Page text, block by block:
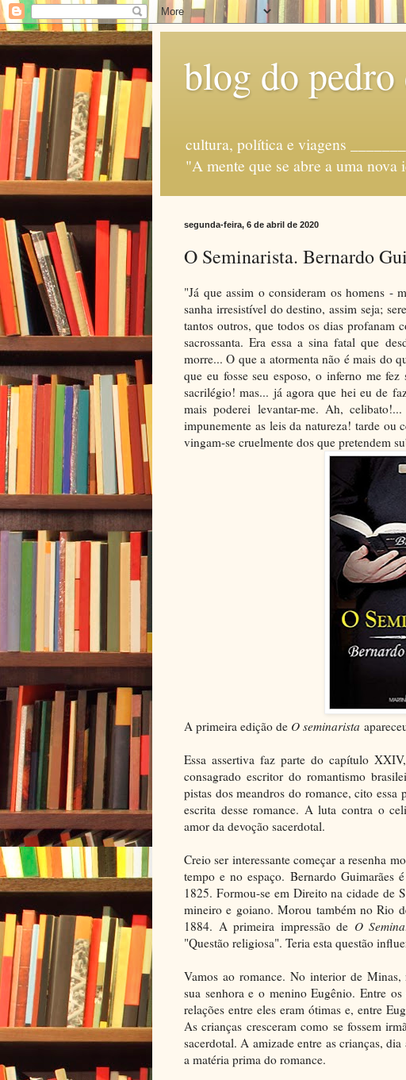
blog do
cultura, política e viagens
"A mente que se abre a uma
segunda-feira, 6 de abril de 2020
O Seminarista. Bernardo
"Já que assim o consideram os homens -
sanha irresistível do destino, assim seja;
tantos outros, que todos os dias profanam
sacrossanta. Era essa a sina fatal que
morre... O que a atormenta não é mais do
que eu fosse seu esposo, o inferno me
sacrilégio! mas... já agora que hei eu de
mais poderei levantar-me. Ah,
impunemente as leis da natureza! tarde ou
vingam-se cruelmente dos que pretendem
A primeira edição de O seminarista
Essa assertiva faz parte do capítulo
consagrado escritor do romantismo
pistas dos meandros do romance, cito essa
escrita desse romance. A luta contra o
amor da devoção sacerdotal.
Creio ser interessante começar a resenha
tempo e no espaço. Bernardo
1825. Formou-se em Direito na cidade de
mineiro e goiano. Morou também no Rio
1884. A primeira impressão de O
"Questão religiosa". Teria esta questão
Vamos ao romance. No interior de Minas,
sua senhora e o menino Eugênio. Entre
relações entre eles eram ótimas e, entre
As crianças cresceram como se fossem
sacerdotal. A amizade entre as crianças,
a matéria prima do romance.